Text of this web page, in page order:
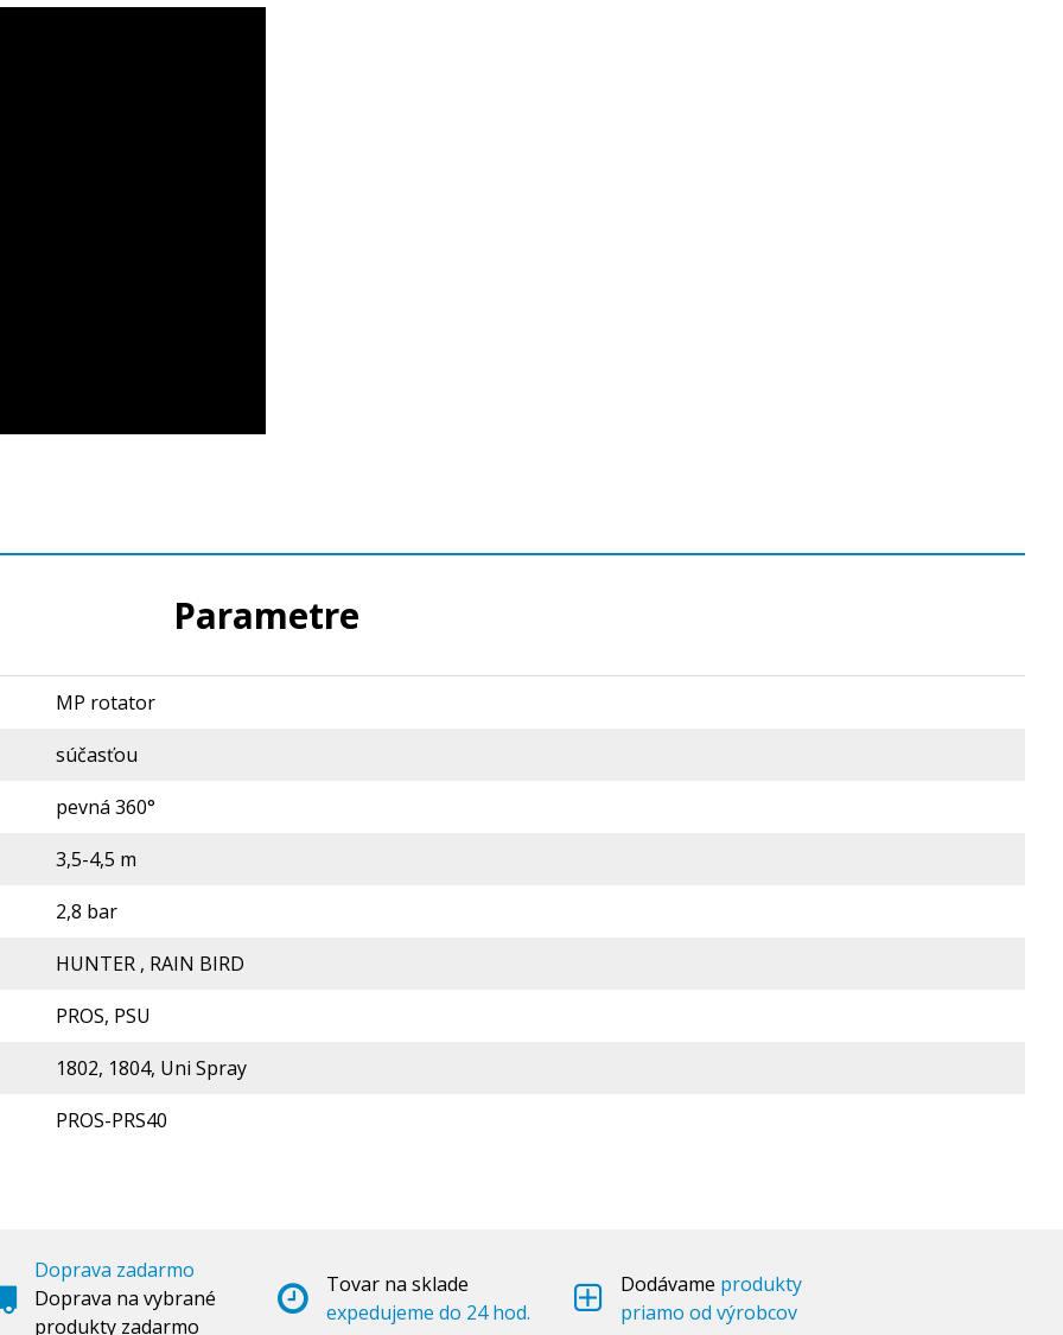
Parametre
MP rotator
súčasťou
pevná 360°
3,5-4,5 m
2,8 bar
HUNTER , RAIN BIRD
PROS, PSU
1802, 1804, Uni Spray
PROS-PRS40
Doprava zadarmo
Doprava na vybrané
produkty zadarmo
Tovar na sklade
expedujeme do 24 hod.
Dodávame produkty
priamo od výrobcov